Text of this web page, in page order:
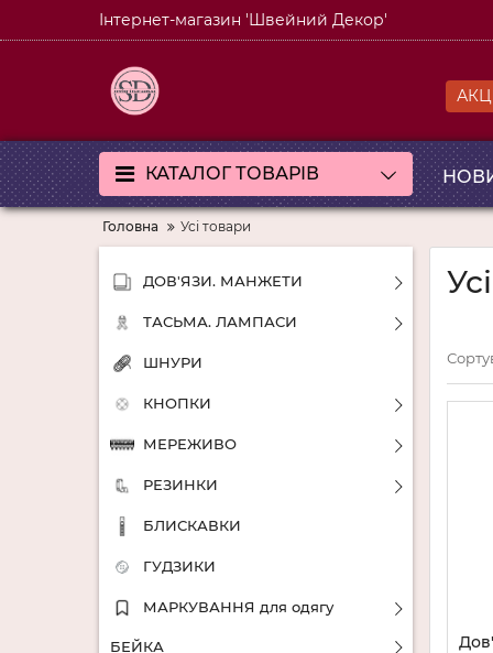
Інтернет-магазин 'Швейний Декор'
КАТАЛОГ ТОВАРІВ
Головна Усі товари
ДОВ'ЯЗИ. МАНЖЕТИ
ТАСЬМА. ЛАМПАСИ
ШНУРИ
КНОПКИ
МЕРЕЖИВО
РЕЗИНКИ
БЛИСКАВКИ
ГУДЗИКИ
МАРКУВАННЯ для одягу
БЕЙКА